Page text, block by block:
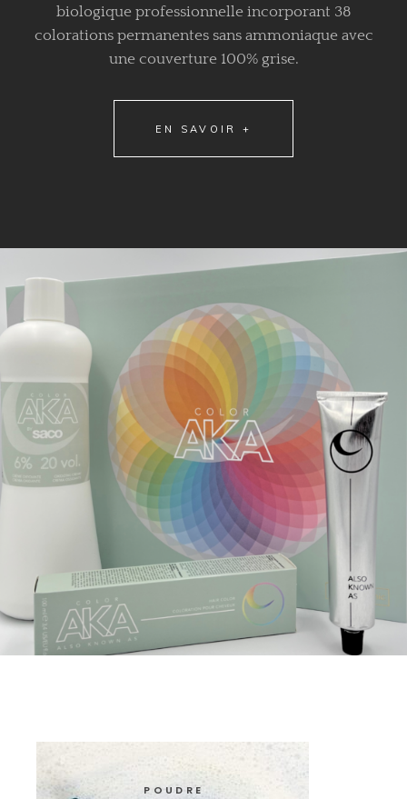
biologique professionnelle incorporant 38
colorations permanentes sans ammoniaque avec
une couverture 100% grise.
EN SAVOIR +
POUDRE